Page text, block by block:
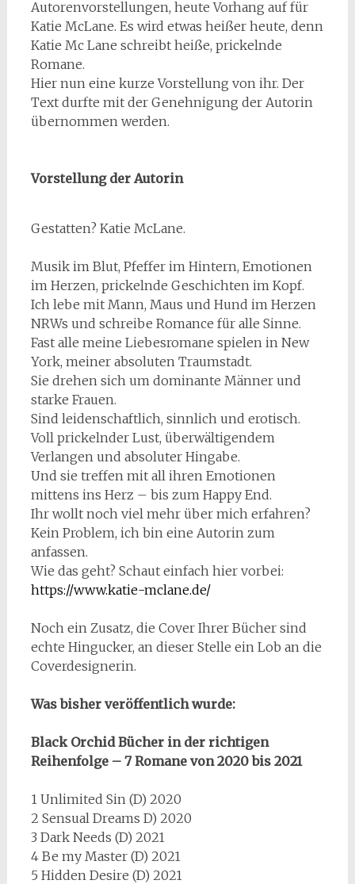
Autorenvorstellungen, heute Vorhang auf für
Katie McLane. Es wird etwas heißer heute, denn
Katie Mc Lane schreibt heiße, prickelnde
Romane.
Hier nun eine kurze Vorstellung von ihr. Der
Text durfte mit der Genehnigung der Autorin
übernommen werden.
Vorstellung der Autorin
Gestatten? Katie McLane.
Musik im Blut, Pfeffer im Hintern, Emotionen
im Herzen, prickelnde Geschichten im Kopf.
Ich lebe mit Mann, Maus und Hund im Herzen
NRWs und schreibe Romance für alle Sinne.
Fast alle meine Liebesromane spielen in New
York, meiner absoluten Traumstadt.
Sie drehen sich um dominante Männer und
starke Frauen.
Sind leidenschaftlich, sinnlich und erotisch.
Voll prickelnder Lust, überwältigendem
Verlangen und absoluter Hingabe.
Und sie treffen mit all ihren Emotionen
mittens ins Herz – bis zum Happy End.
Ihr wollt noch viel mehr über mich erfahren?
Kein Problem, ich bin eine Autorin zum
anfassen.
Wie das geht? Schaut einfach hier vorbei:
https://www.katie-mclane.de/
Noch ein Zusatz, die Cover Ihrer Bücher sind
echte Hingucker, an dieser Stelle ein Lob an die
Coverdesignerin.
Was bisher veröffentlich wurde:
Black Orchid Bücher in der richtigen
Reihenfolge – 7 Romane von 2020 bis 2021
1 Unlimited Sin (D) 2020
2 Sensual Dreams D) 2020
3 Dark Needs (D) 2021
4 Be my Master (D) 2021
5 Hidden Desire (D) 2021